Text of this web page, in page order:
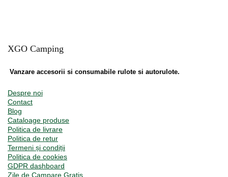
XGO Camping
Vanzare accesorii si consumabile rulote si autorulote.
Despre noi
Contact
Blog
Cataloage produse
Politica de livrare
Politica de retur
Termeni și condiții
Politica de cookies
GDPR dashboard
Zile de Campare Gratis